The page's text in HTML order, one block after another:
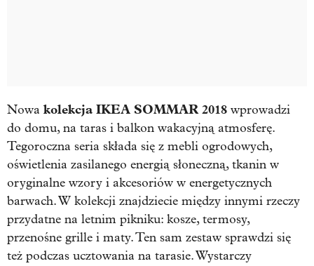
Nowa kolekcja IKEA SOMMAR 2018 wprowadzi
do domu, na taras i balkon wakacyjną atmosferę.
Tegoroczna seria składa się z mebli ogrodowych,
oświetlenia zasilanego energią słoneczną, tkanin w
oryginalne wzory i akcesoriów w energetycznych
barwach. W kolekcji znajdziecie między innymi rzeczy
przydatne na letnim pikniku: kosze, termosy,
przenośne grille i maty. Ten sam zestaw sprawdzi się
też podczas ucztowania na tarasie. Wystarczy